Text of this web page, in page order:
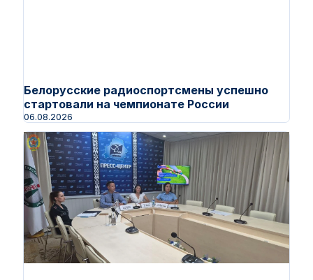
Белорусские радиоспортсмены успешно
стартовали на чемпионате России
06.08.2026